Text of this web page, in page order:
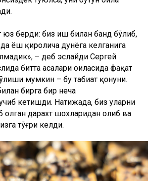
мумкин – бу табиат қонуни.
бирга бир неча
кетишди. Натижада, биз уларни
олган дарахт шохларидан олиб ва
тўғри келди.